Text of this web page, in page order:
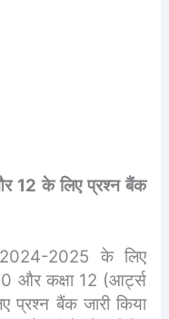
12 के लिए प्रश्न बैंक
2025 के लिए
और कक्षा 12 (आर्ट्स
प्रश्न बैंक जारी किया